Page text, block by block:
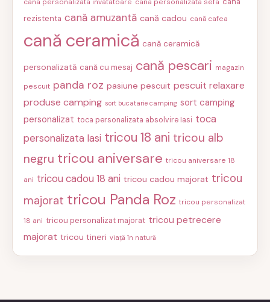
rezistenta cană amuzantă cană cadou cană cafea
cană ceramică cană ceramică
personalizată cană cu mesaj cană pescari magazin
pescuit panda roz pasiune pescuit pescuit relaxare
produse camping sort bucatarie camping sort camping
personalizat toca personalizata absolvire Iasi toca
personalizata Iasi tricou 18 ani tricou alb
negru tricou aniversare tricou aniversare 18
ani tricou cadou 18 ani tricou cadou majorat tricou
majorat tricou Panda Roz tricou personalizat
18 ani tricou personalizat majorat tricou petrecere
majorat tricou tineri viață în natură